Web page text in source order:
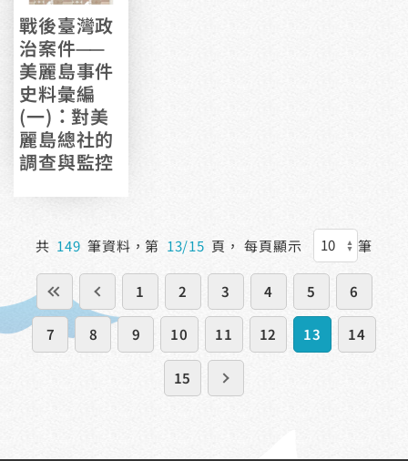
戰後臺灣政
治案件──
美麗島事件
史料彙編
(一)：對美
麗島總社的
調查與監控
共 149 筆資料，第 13/15 頁， 每頁顯示 筆
1 2 3 4 5 6
7 8 9 10 11 12 13 14
15